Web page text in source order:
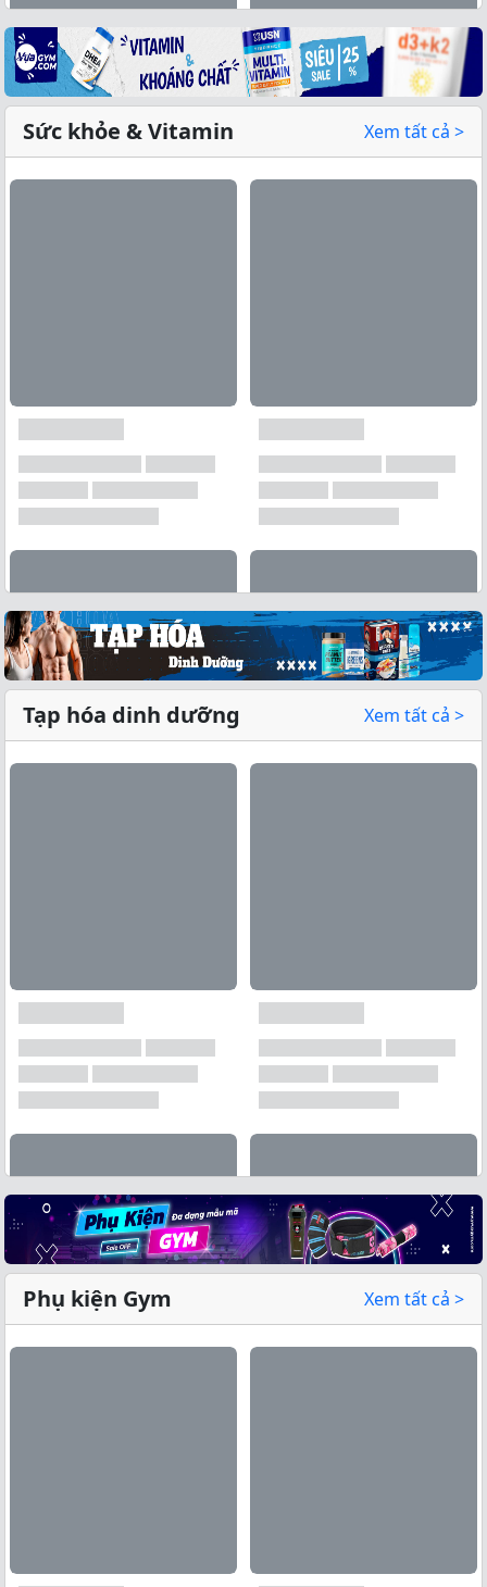
Xem tất cả →
Xem tất cả →
Sức khỏe & Vitamin Xem tất cả >
Xem tất cả →
Tạp hóa dinh dưỡng Xem tất cả >
Phụ kiện Gym Xem tất cả >